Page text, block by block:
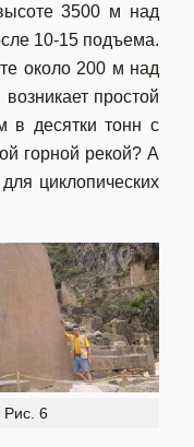
3500 м над
10-15 подъема.
около 200 м над
простой
в десятки тонн с
горной рекой? А
циклопических
Рис. 6